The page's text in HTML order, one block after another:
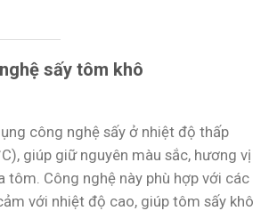
sấy tôm khô
công nghệ sấy ở nhiệt độ thấp
giúp giữ nguyên màu sắc, hương vị
tôm. Công nghệ này phù hợp với các
với nhiệt độ cao, giúp tôm sấy khô